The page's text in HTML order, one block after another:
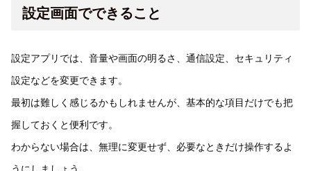
設定画面でできること
設定アプリでは、音量や画面の明るさ、通信設定、セキュリティ
設定などを変更できます。
最初は難しく感じるかもしれませんが、基本的な項目だけでも把
握しておくと便利です。
わからない場合は、無理に変更せず、必要なときだけ操作するよ
うにしましょう。